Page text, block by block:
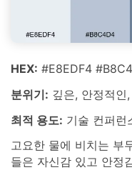
HEX: #E8EDF4
분위기: 깊은, 안정적인
최적 용도: 기술 컨퍼런
고요한 물에 비치는 부
들은 자신감 있고 안정